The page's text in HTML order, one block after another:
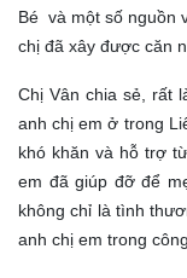
Bé và một số nguồn
chị đã xây được căn
Chị Vân chia sẻ, rất
anh chị em ở trong
khó khăn và hỗ trợ
em đã giúp đỡ để
không chỉ là tình
anh chị em trong